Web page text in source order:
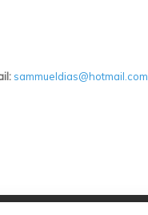
sammueldias@hotmail.com